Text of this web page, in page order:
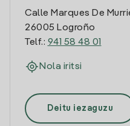
Calle Marques De
26005 Logroño
Telf.: 941 58 48 01
Nola iritsi
Deitu iezaguzu